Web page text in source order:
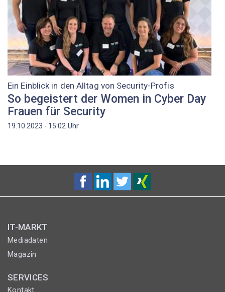
Ein Einblick in den Alltag von Security-Profis
So begeistert der Women in Cyber Day
Frauen für Security
19.10.2023 - 15:02 Uhr
IT-MARKT
Mediadaten
Magazin
SERVICES
Kontakt